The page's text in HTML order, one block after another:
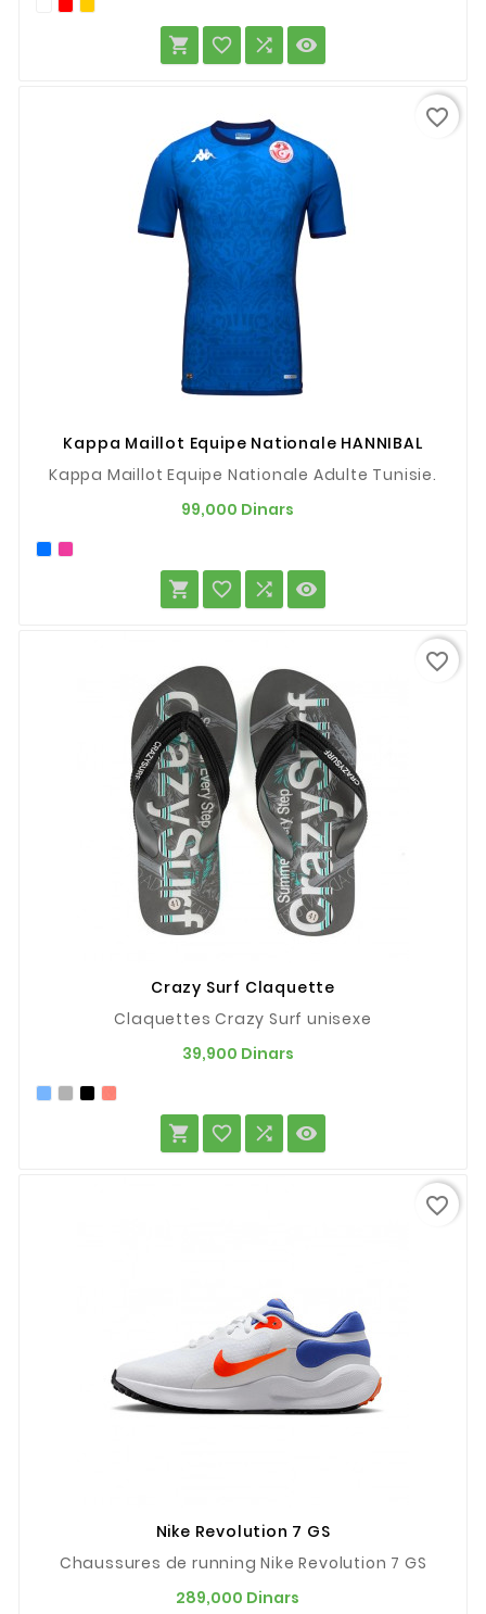
   
Kappa Maillot Equipe Nationale HANNIBAL
Kappa Maillot Equipe Nationale Adulte Tunisie.
99,000 Dinars
   
favorite_border
Crazy Surf Claquette
Claquettes Crazy Surf unisexe
39,900 Dinars
   
favorite_border
Nike Revolution 7 GS
Chaussures de running Nike Revolution 7 GS
289,000 Dinars
favorite_border